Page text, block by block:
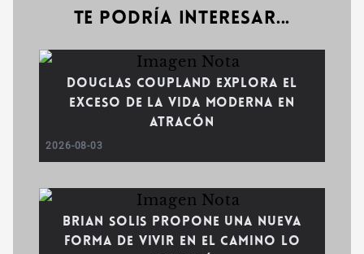
Te podría interesar...
Douglas Coupland explora el
exceso de la vida moderna en
Atracón
2026-08-03
Brian Solis propone una nueva
forma de vivir en El camino lo